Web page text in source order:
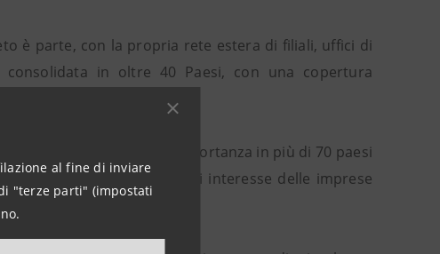
al fine di inviare
"terze parti" (impostati
è parte, con la propria rete estera di filiali, uffici di
in oltre 40 Paesi, con una copertura
finanziari di primaria importanza in più di 70 paesi
tutti i principali mercati di interesse delle imprese